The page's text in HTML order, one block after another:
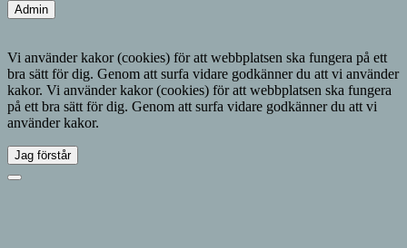
Admin
Vi använder kakor (cookies) för att webbplatsen ska fungera på ett
bra sätt för dig. Genom att surfa vidare godkänner du att vi använder
kakor. Vi använder kakor (cookies) för att webbplatsen ska fungera
på ett bra sätt för dig. Genom att surfa vidare godkänner du att vi
använder kakor.
Jag förstår